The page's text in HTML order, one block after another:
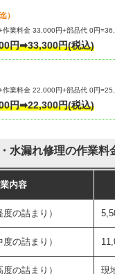
・埋め戻し作業）
㎝未満）
以上）
（厚さ10㎝まで）
さ10㎝超え）
工など（中作業）
防水処理・清掃・修
加工など（重作業）
ク）
)
・排水トラップ
）
作業料金 33,000円+部品代 0円
円➡33,300円(税込)
作業料金 22,000円+部品代 0円
円➡22,300円(税込)
水漏れ修理の作業料
内容
の詰まり）
の詰まり）
の詰まり） 現